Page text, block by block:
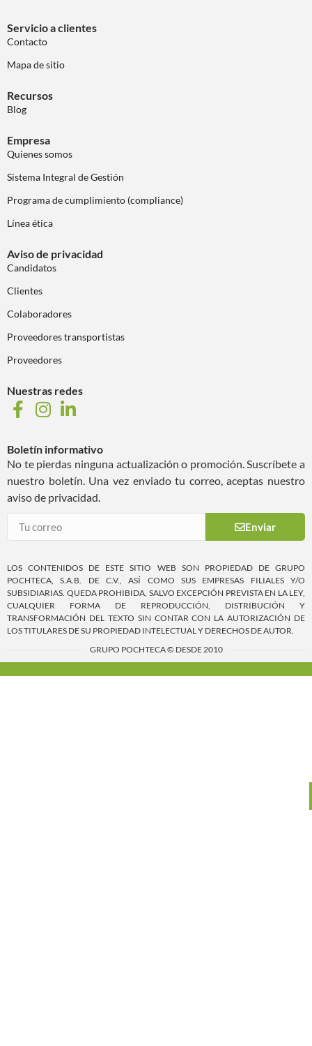
Servicio a clientes
Contacto
Mapa de sitio
Recursos
Blog
Empresa
Quienes somos
Sistema Integral de Gestión
Programa de cumplimiento (compliance)
Línea ética
Aviso de privacidad
Candidatos
Clientes
Colaboradores
Proveedores transportistas
Proveedores
Nuestras redes
Boletín informativo
No te pierdas ninguna actualización o promoción. Suscríbete a
nuestro boletín. Una vez enviado tu correo, aceptas nuestro
aviso de privacidad.
Enviar
LOS CONTENIDOS DE ESTE SITIO WEB SON PROPIEDAD DE GRUPO
POCHTECA, S.A.B. DE C.V., ASÍ COMO SUS EMPRESAS FILIALES Y/O
SUBSIDIARIAS. QUEDA PROHIBIDA, SALVO EXCEPCIÓN PREVISTA EN LA LEY,
CUALQUIER FORMA DE REPRODUCCIÓN, DISTRIBUCIÓN Y
TRANSFORMACIÓN DEL TEXTO SIN CONTAR CON LA AUTORIZACIÓN DE
LOS TITULARES DE SU PROPIEDAD INTELECTUAL Y DERECHOS DE AUTOR.
GRUPO POCHTECA © DESDE 2010